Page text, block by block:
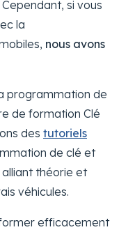
si vous
la
nous avons
programmation de
de formation Clé
des tutoriels
de clé et
alliant théorie et
véhicules.
efficacement